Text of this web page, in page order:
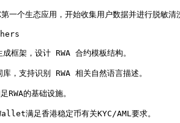
个生态应用，开始收集用户数据并进行脱敏清
框架，设计 RWA 合约模板结构。
，支持识别 RWA 相关自然语言描述。
的基础设施。
满足香港稳定币有关KYC/AML要求。